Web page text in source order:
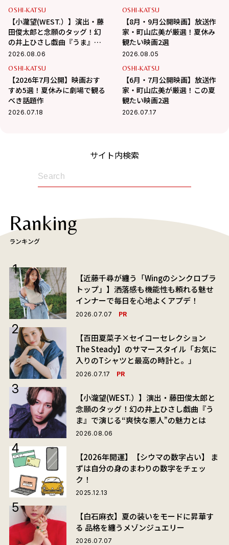
OSHI-KATSU
【小瀧望(WEST.）】演出・藤
田俊太郎と念願のタッグ！幻
の井上ひさし戯曲『うま』で
演じる“爽快な悪人”の魅力と
2026.08.06
OSHI-KATSU
【8月・9月公開映画】放送作
家・町山広美が厳選！夏休み
観たい映画2選
2026.08.05
OSHI-KATSU
【2026年7月公開】映画おす
すめ5選！夏休みに劇場で観る
べき話題作
2026.07.18
OSHI-KATSU
【6月・7月公開映画】放送作
家・町山広美が厳選！この夏
観たい映画2選
2026.07.17
サイト内検索
Ranking
ランキング
【近藤千尋が纏う「Wingのシンクロブラ
トップ」】洒落感も機能性も頼れる魅せ
インナーで毎日を心地よくアプデ！
2026.07.07 PR
【百田夏菜子×セイコーセレクション
The Steady】のサマースタイル「お気に
入りのTシャツと最高の時計と。」
2026.07.17 PR
【小瀧望(WEST.）】演出・藤田俊太郎と
念願のタッグ！幻の井上ひさし戯曲『う
ま』で演じる“爽快な悪人”の魅力とは
2026.08.06
【2026年開運】【シウマの数字占い】 ま
ずは自分の身のまわりの数字をチェッ
ク！
2025.12.13
【白石麻衣】夏の装いをモードに昇華す
る 品格を纏うメゾンジュエリー
2026.07.07